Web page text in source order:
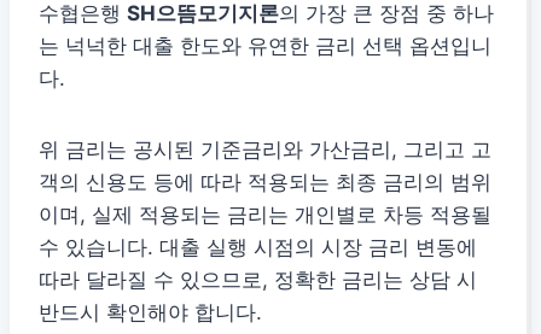
수협은행 SH으뜸모기지론의 가장 큰 장점 중 하나
는 넉넉한 대출 한도와 유연한 금리 선택 옵션입니
다.
위 금리는 공시된 기준금리와 가산금리, 그리고 고
객의 신용도 등에 따라 적용되는 최종 금리의 범위
이며, 실제 적용되는 금리는 개인별로 차등 적용될
수 있습니다. 대출 실행 시점의 시장 금리 변동에
따라 달라질 수 있으므로, 정확한 금리는 상담 시
반드시 확인해야 합니다.